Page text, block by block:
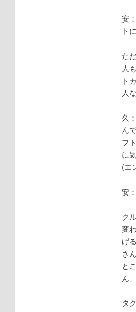
安
ト
た
人
ト
人
久
ん
フ
に
(エ
安
ク
変
げ
さ
と
ん
タ